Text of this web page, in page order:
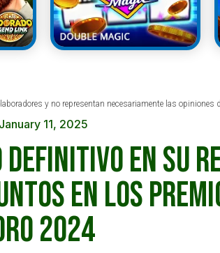
y no representan necesariamente las opiniones
January 11, 2025
definitivo en su
en los
2024